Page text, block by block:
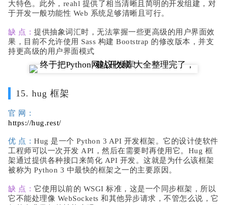
大特色。此外，reahl 提供了相当清晰且简明的开发组建，对
于开发一般功能性 Web 系统足够清晰且可行。
缺 点： 提供抽象词汇时，无法掌握一些更高级的用户界面效
果，目前不允许使用 Sass 构建 Bootstrap 的修改版本，并支
持更高级的用户界面模式
15. hug 框架
官 网：
https://hug.rest/
优 点： Hug 是一个 Python 3 API 开发框架。它的设计使软件
工程师可以一次开发 API，然后在需要时再使用它。Hug 框
架通过提供各种接口来简化 API 开发。这就是为什么该框架
被称为 Python 3 中最快的框架之一的主要原因。
缺 点： 它使用以前的 WSGI 标准，这是一个同步框架，所以
它不能处理像 WebSockets 和其他异步请求，不管怎么说，它